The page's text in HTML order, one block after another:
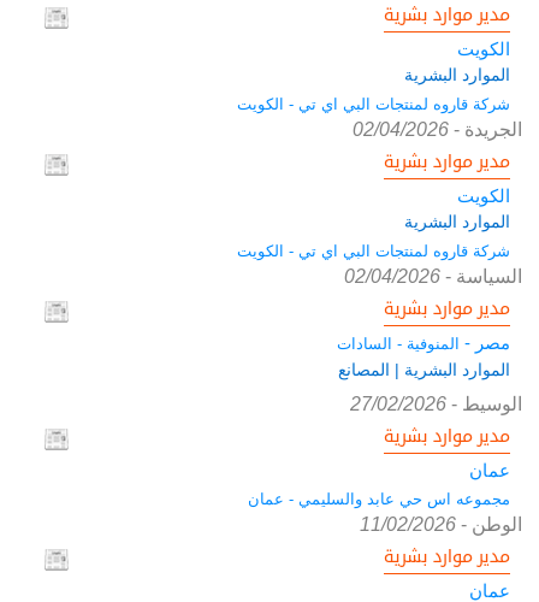
مدير موارد بشرية
الكويت
الموارد البشرية
شركة قاروه لمنتجات البي اي تي - الكويت
الجريدة -
02/04/2026
مدير موارد بشرية
الكويت
الموارد البشرية
شركة قاروه لمنتجات البي اي تي - الكويت
السياسة -
02/04/2026
مدير موارد بشرية
مصر - المنوفية - السادات
الموارد البشرية | المصانع
الوسيط -
27/02/2026
مدير موارد بشرية
عمان
مجموعه اس حي عابد والسليمي - عمان
الوطن -
11/02/2026
مدير موارد بشرية
عمان